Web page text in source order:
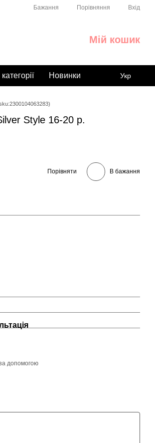
Бажання Порівняння Вхід
Мій кошик
категорії Новинки Укр
Style 16-20 р.
Порівняти В бажання
допомогою